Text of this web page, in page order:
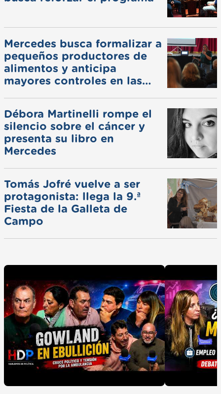
Mercedes busca formalizar a
pequeños productores de
alimentos y anticipa
mayores controles en las
Débora Martinelli rompe el
silencio sobre el cáncer y
presenta su libro en
Mercedes
Tomás Jofré vuelve a ser
protagonista: llega la 9.ª
Fiesta de la Galleta de
Campo